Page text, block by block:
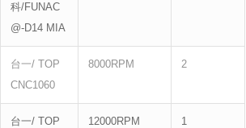
科/FUNAC
@-D14 MIA
台一/ TOP
CNC1060
8000RPM 2
台一/ TOP
12000RPM 1